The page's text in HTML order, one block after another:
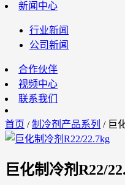
新闻中心
行业新闻
公司新闻
合作伙伴
视频中心
联系我们
首页 /制冷剂产品系列 / 巨
巨化制冷剂R22/